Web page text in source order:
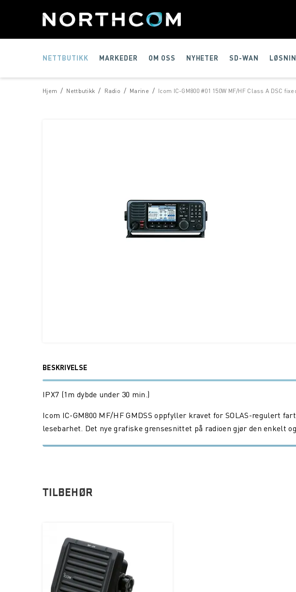
NETTBUTIKK MARKEDER OM OSS NYHETER SD-WAN
/
Hjem /
Nettbutikk /
Radio /
Marine Icom IC-GM800 #01 150W MF/HF Class A DSC
BESKRIVELSE
IPX7 (1m dybde under 30 min.)
Icom IC-GM800 MF/HF GMDSS oppfyller kravet for SOLAS-regulert
lesebarhet. Det nye grafiske grensesnittet på radioen gjør den enkelt
TILBEHØR